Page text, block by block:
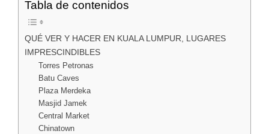
Tabla de contenidos
QUÉ VER Y HACER EN KUALA LUMPUR, LUGARES
IMPRESCINDIBLES
Torres Petronas
Batu Caves
Plaza Merdeka
Masjid Jamek
Central Market
Chinatown